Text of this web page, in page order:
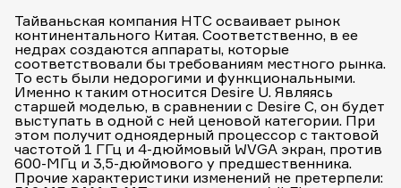
Тайваньская компания HTC осваивает рынок
континентального Китая. Соответственно, в ее
недрах создаются аппараты, которые
соответствовали бы требованиям местного рынка.
То есть были недорогими и функциональными.
Именно к таким относится Desire U. Являясь
старшей моделью, в сравнении с Desire C, он будет
выступать в одной с ней ценовой категории. При
этом получит одноядерный процессор с тактовой
частотой 1 ГГц и 4-дюймовый WVGA экран, против
600-МГц и 3,5-дюймового у предшественника.
Прочие характеристики изменений не претерпели: